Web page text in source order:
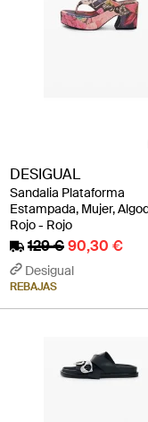
DESIGUAL
Sandalia Plataforma
Estampada, Mujer,
Rojo - Rojo
129 €90,30 €
Desigual
REBAJAS